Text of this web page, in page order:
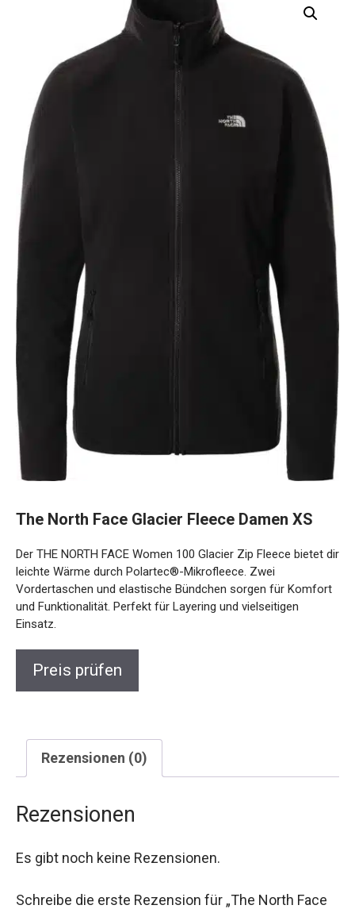
The North Face Glacier Fleece Damen XS
Der THE NORTH FACE Women 100 Glacier Zip Fleece bietet dir
leichte Wärme durch Polartec®-Mikrofleece. Zwei
Vordertaschen und elastische Bündchen sorgen für Komfort
und Funktionalität. Perfekt für Layering und vielseitigen
Einsatz.
Preis prüfen
Rezensionen (0)
Rezensionen
Es gibt noch keine Rezensionen.
Schreibe die erste Rezension für „The North Face